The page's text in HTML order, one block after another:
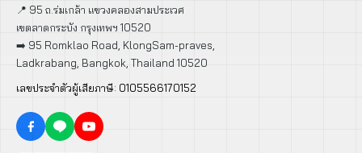
📍 95 ถ.ร่มเกล้า แขวงคลองสามประเวศ
เขตลาดกระบัง กรุงเทพฯ 10520
➡️ 95 Romklao Road, KlongSam-praves,
Ladkrabang, Bangkok, Thailand 10520
เลขประจำตัวผู้เสียภาษี: 0105566170152